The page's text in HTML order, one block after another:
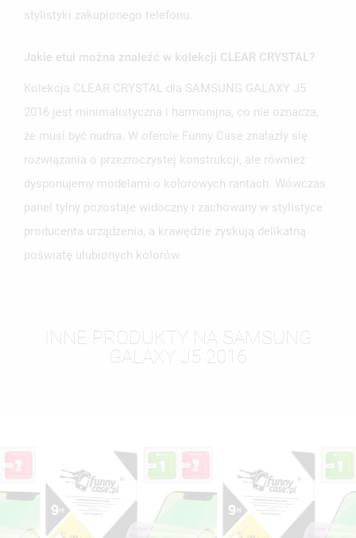
stylistyki zakupionego telefonu.
Jakie etui można znaleźć w kolekcji CLEAR CRYSTAL?
Kolekcja CLEAR CRYSTAL dla SAMSUNG GALAXY J5
2016 jest minimalistyczna i harmonijna, co nie oznacza,
że musi być nudna. W ofercie Funny Case znalazły się
rozwiązania o przezroczystej konstrukcji, ale również
dysponujemy modelami o kolorowych rantach. Wówczas
panel tylny pozostaje widoczny i zachowany w stylistyce
producenta urządzenia, a krawędzie zyskują delikatną
poświatę ulubionych kolorów.
INNE PRODUKTY NA SAMSUNG
GALAXY J5 2016